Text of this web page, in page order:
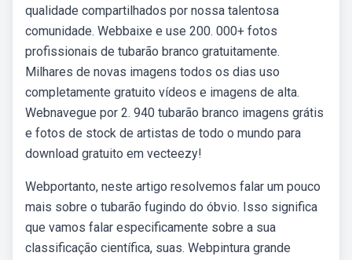
qualidade compartilhados por nossa talentosa
comunidade. Webbaixe e use 200. 000+ fotos
profissionais de tubarão branco gratuitamente.
Milhares de novas imagens todos os dias uso
completamente gratuito vídeos e imagens de alta.
Webnavegue por 2. 940 tubarão branco imagens grátis
e fotos de stock de artistas de todo o mundo para
download gratuito em vecteezy!
Webportanto, neste artigo resolvemos falar um pouco
mais sobre o tubarão fugindo do óbvio. Isso significa
que vamos falar especificamente sobre a sua
classificação científica, suas. Webpintura grande